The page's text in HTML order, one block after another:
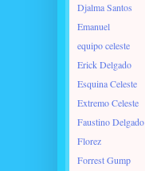
Djalma Santos
Emanuel
equipo celeste
Erick Delgado
Esquina Celeste
Extremo Celeste
Faustino Delgado
Florez
Forrest Gump